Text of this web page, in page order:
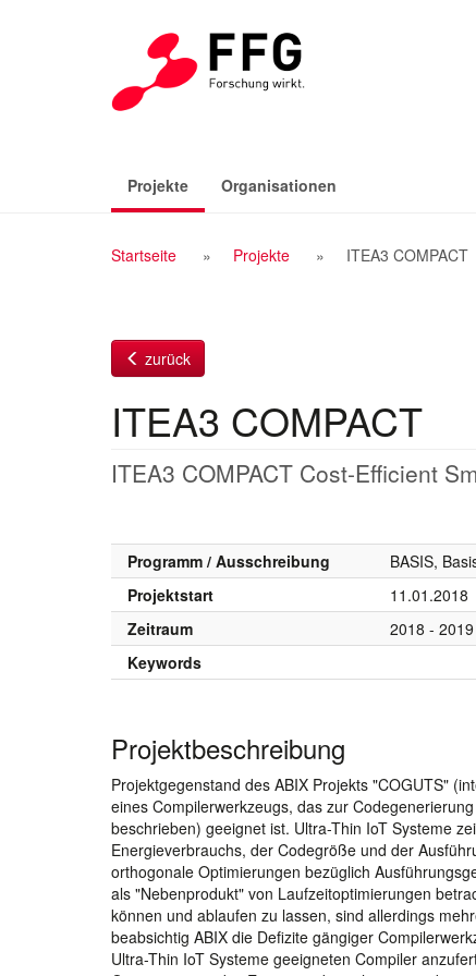
Projekte(aktiv)Organisationen
Breadcrumb
Startseite Projekte ITEA3 COMPACT
zurück
ITEA3 COMPACT
ITEA3 COMPACT Cost-Efficient
Programm / Ausschreibung BASIS,
Projektstart
11.01.2018
Zeitraum
2018 - 2019
Keywords
Projektbeschreibung
Projektgegenstand des ABIX Projekts "COGUTS"
eines Compilerwerkzeugs, das zur
beschrieben) geeignet ist. Ultra-Thin IoT Systeme
Energieverbrauchs, der Codegröße und der
orthogonale Optimierungen bezüglich
als "Nebenprodukt" von Laufzeitoptimierungen
können und ablaufen zu lassen, sind allerdings
beabsichtig ABIX die Defizite gängiger
Ultra-Thin IoT Systeme geeigneten Compiler